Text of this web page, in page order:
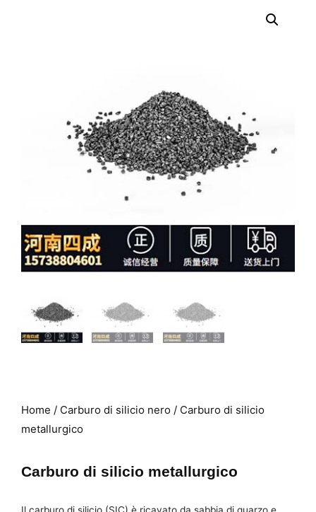
Home / Carburo di silicio nero / Carburo di silicio
metallurgico
Carburo di silicio metallurgico